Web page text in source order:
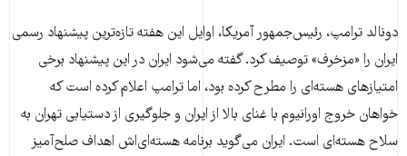
دونالد ترامپ، رئیس‌جمهور آمریکا، اوایل این هفته تازه‌ترین پیشنهاد رسمی
ایران را «مزخرف» توصیف کرد. گفته می‌شود ایران در این پیشنهاد برخی
امتیازهای هسته‌ای را مطرح کرده بود، اما ترامپ اعلام کرده است که
خواهان خروج اورانیوم با غنای بالا از ایران و جلوگیری از دستیابی تهران به
سلاح هسته‌ای است. ایران می‌گوید برنامه هسته‌ای‌اش اهداف صلح‌آمیز